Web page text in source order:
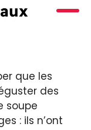
que les
des
soupe
: ils n’ont